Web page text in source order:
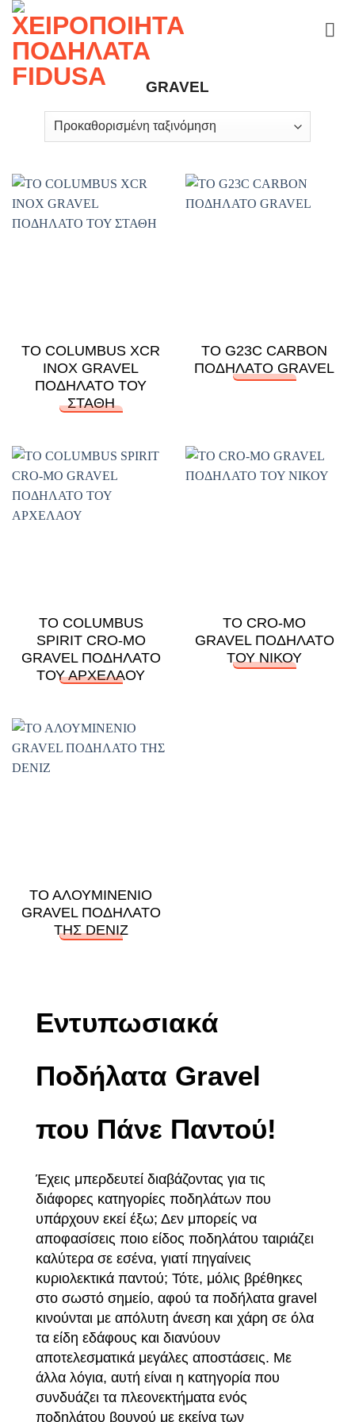
Skip
content
GRAVEL
ΤΟ COLUMBUS XCR
INOX GRAVEL
ΠΟΔΗΛΑΤΟ ΤΟΥ
ΣΤΑΘΗ
ΤΟ G23C CARBON
ΠΟΔΗΛΑΤΟ GRAVEL
ΤΟ COLUMBUS
SPIRIT CRO-MO
GRAVEL ΠΟΔΗΛΑΤΟ
ΤΟΥ ΑΡΧΕΛΑΟΥ
ΤΟ CRO-MO
GRAVEL ΠΟΔΗΛΑΤΟ
ΤΟΥ ΝΙΚΟΥ
ΤΟ ΑΛΟΥΜΙΝΕΝΙΟ
GRAVEL ΠΟΔΗΛΑΤΟ
ΤΗΣ DENIZ
Εντυπωσιακά
Ποδήλατα Gravel
που Πάνε Παντού!
Έχεις μπερδευτεί διαβάζοντας για τις
διάφορες κατηγορίες ποδηλάτων που
υπάρχουν εκεί έξω; Δεν μπορείς να
αποφασίσεις ποιο είδος ποδηλάτου ταιριάζει
καλύτερα σε εσένα, γιατί πηγαίνεις
κυριολεκτικά παντού; Τότε, μόλις βρέθηκες
στο σωστό σημείο, αφού τα ποδήλατα gravel
κινούνται με απόλυτη άνεση και χάρη σε όλα
τα είδη εδάφους και διανύουν
αποτελεσματικά μεγάλες αποστάσεις. Με
άλλα λόγια, αυτή είναι η κατηγορία που
συνδυάζει τα πλεονεκτήματα ενός
ποδηλάτου βουνού με εκείνα των